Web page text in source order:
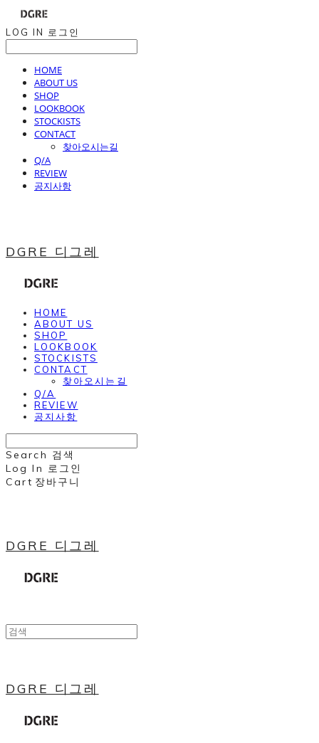
LOG IN 로그인
HOME
ABOUT US
SHOP
LOOKBOOK
STOCKISTS
CONTACT
찾아오시는길
Q/A
REVIEW
공지사항
DGRE 디그레
HOME
ABOUT US
SHOP
LOOKBOOK
STOCKISTS
CONTACT
찾아오시는길
Q/A
REVIEW
공지사항
Search 검색
Log In 로그인
Cart 장바구니
DGRE 디그레
DGRE 디그레